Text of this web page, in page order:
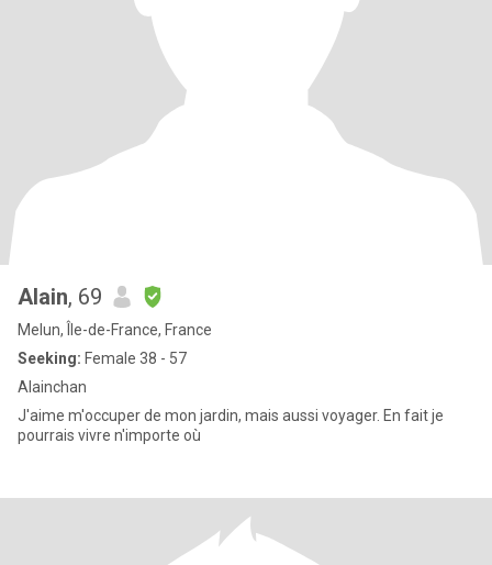
Alain, 69
Melun, Île-de-France, France
Seeking: Female 38 - 57
Alainchan
J'aime m'occuper de mon jardin, mais aussi voyager. En fait je
pourrais vivre n'importe où